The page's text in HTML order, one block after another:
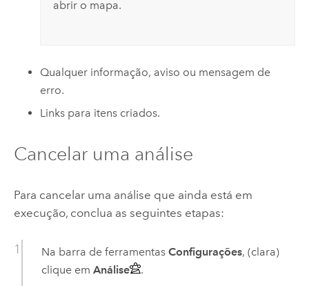
abrir o mapa.
Qualquer informação, aviso ou mensagem de
erro.
Links para itens criados.
Cancelar uma análise
Para cancelar uma análise que ainda está em
execução, conclua as seguintes etapas:
Na barra de ferramentas Configurações, (clara)
clique em Análise .